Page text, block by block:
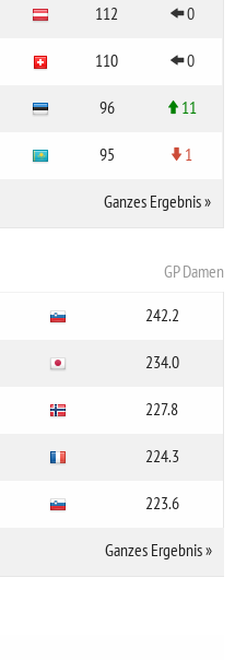
112 0
110 0
96 11
95 1
Ganzes Ergebnis»
GP Damen
242.2
234.0
227.8
224.3
223.6
Ganzes Ergebnis»